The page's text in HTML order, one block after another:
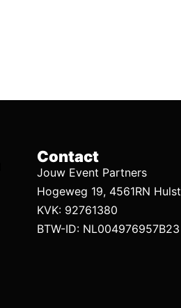
Contact
Jouw Event Partners
Hogeweg 19, 4561RN Hulst
KVK: 92761380
BTW-ID: NL004976957B23